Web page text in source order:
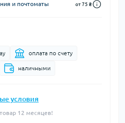
и почтоматы от 75 ₴
оплата по счету
наличными
условия
12 месяцев!